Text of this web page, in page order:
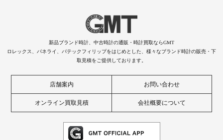
新品ブランド時計、中古時計の通販・時計買取ならGMT
ロレックス、パネライ、パテックフィリップをはじめとした、様々なブランド時計の販売・下
取見積をご提供しております。
店舗案内 お問い合わせ
オンライン買取見積 会社概要について